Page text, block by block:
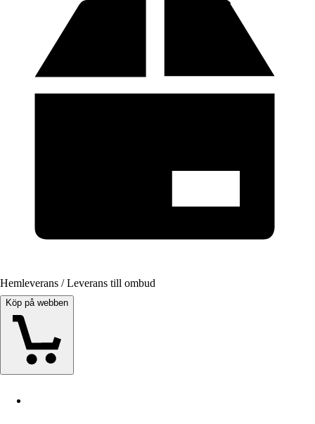
Hemleverans / Leverans till ombud
Köp på webben